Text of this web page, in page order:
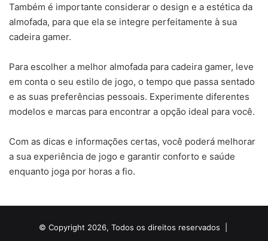
Também é importante considerar o design e a estética da
almofada, para que ela se integre perfeitamente à sua
cadeira gamer.
Para escolher a melhor almofada para cadeira gamer, leve
em conta o seu estilo de jogo, o tempo que passa sentado
e as suas preferências pessoais. Experimente diferentes
modelos e marcas para encontrar a opção ideal para você.
Com as dicas e informações certas, você poderá melhorar
a sua experiência de jogo e garantir conforto e saúde
enquanto joga por horas a fio.
© Copyright 2026, Todos os direitos reservados |